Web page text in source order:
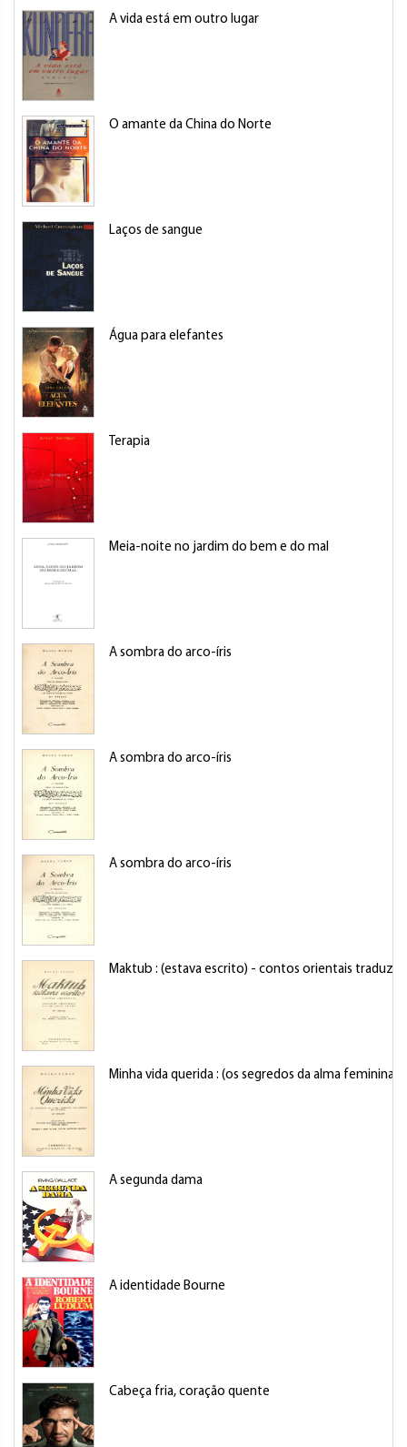
A vida está em outro lugar
O amante da China do Norte
Laços de sangue
Água para elefantes
Terapia
Meia-noite no jardim do bem e do mal
A sombra do arco-íris
A sombra do arco-íris
A sombra do arco-íris
Maktub : (estava escrito) - contos orientais
Minha vida querida : (os segredos da alma feminina
A segunda dama
A identidade Bourne
Cabeça fria, coração quente